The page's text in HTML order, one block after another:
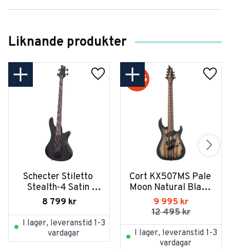
Liknande produkter
Schecter Stiletto
Stealth-4 Satin
Black
8 799 kr
I lager, leveranstid 1-3
vardagar
Cort KX507MS Pale
Moon Natural Black
Burst
9 995 kr
12 495kr
20 %
I lager, leveranstid 1-3
vardagar